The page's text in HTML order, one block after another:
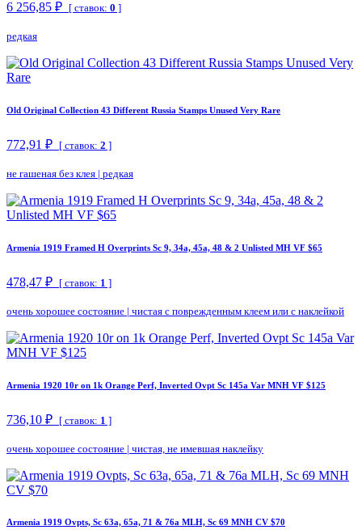
6 256,85 ₽ [ ставок: 0 ]
редкая
Old Original Collection 43 Different Russia Stamps Unused Very Rare
772,91 ₽ [ ставок: 2 ]
не гашеная без клея | редкая
Armenia 1919 Framed H Overprints Sc 9, 34a, 45a, 48 & 2 Unlisted MH VF $65
478,47 ₽ [ ставок: 1 ]
очень хорошее состояние | чистая с поврежденным клеем или с наклейкой
Armenia 1920 10r on 1k Orange Perf, Inverted Ovpt Sc 145a Var MNH VF $125
736,10 ₽ [ ставок: 1 ]
очень хорошее состояние | чистая, не имевшая наклейку
Armenia 1919 Ovpts, Sc 63a, 65a, 71 & 76a MLH, Sc 69 MNH CV $70